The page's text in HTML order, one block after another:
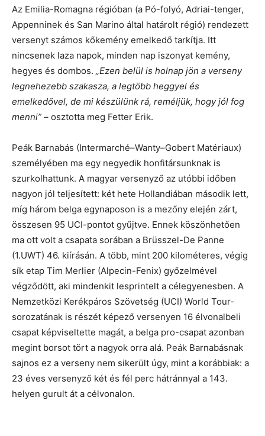
Az Emilia-Romagna régióban (a Pó-folyó, Adriai-tenger,
Appenninek és San Marino által határolt régió) rendezett
versenyt számos kőkemény emelkedő tarkítja. Itt
nincsenek laza napok, minden nap iszonyat kemény,
hegyes és dombos. „Ezen belül is holnap jön a verseny
legnehezebb szakasza, a legtöbb heggyel és
emelkedővel, de mi készülünk rá, reméljük, hogy jól fog
menni” – osztotta meg Fetter Erik.
Peák Barnabás (Intermarché–Wanty–Gobert Matériaux)
személyében ma egy negyedik honfitársunknak is
szurkolhattunk. A magyar versenyző az utóbbi időben
nagyon jól teljesített: két hete Hollandiában második lett,
míg három belga egynaposon is a mezőny elején zárt,
összesen 95 UCI-pontot gyűjtve. Ennek köszönhetően
ma ott volt a csapata sorában a Brüsszel-De Panne
(1.UWT) 46. kiírásán. A több, mint 200 kilométeres, végig
sík etap Tim Merlier (Alpecin-Fenix) győzelmével
végződött, aki mindenkit lesprintelt a célegyenesben. A
Nemzetközi Kerékpáros Szövetség (UCI) World Tour-
sorozatának is részét képező versenyen 16 élvonalbeli
csapat képviseltette magát, a belga pro-csapat azonban
megint borsot tört a nagyok orra alá. Peák Barnabásnak
sajnos ez a verseny nem sikerült úgy, mint a korábbiak: a
23 éves versenyző két és fél perc hátránnyal a 143.
helyen gurult át a célvonalon.